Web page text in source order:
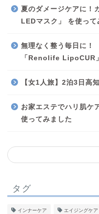
夏のダメージケアに！
LEDマスク」 を使って
無理なく整う毎日に！
「Renolife LipoCUR
【女1人旅】2泊3日高
お家エステでハリ肌ケ
使ってみました
タグ
インナーケア エイジングケア